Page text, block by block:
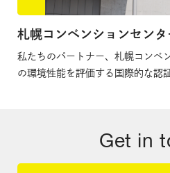
私たちのパートナー、札幌コンベ
の環境性能を評価する国際的な認
LEED 認証となります。Get in